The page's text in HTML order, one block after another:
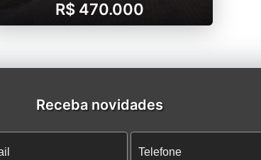
R$ 470.000
Receba novidades